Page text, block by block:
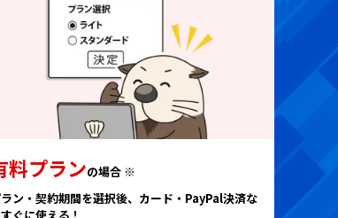
料プランの場合 ※
ン・契約期間を選択後、カード・PayPal決済な